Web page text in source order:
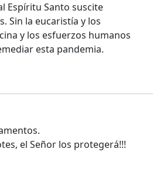
Espíritu Santo suscite
Sin la eucaristía y los
y los esfuerzos humanos
esta pandemia.
el Señor los protegerá!!!